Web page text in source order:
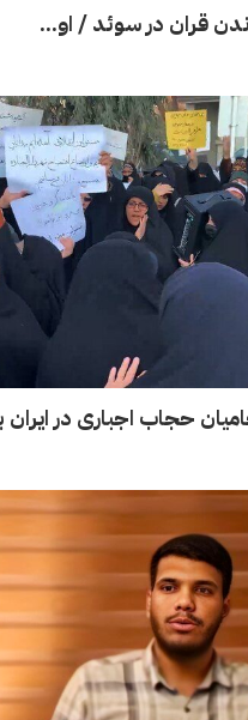
قران در سوئد / او...
حجاب اجباری در ایران